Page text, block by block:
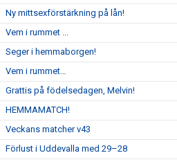
Ny mittsexförstärkning på lån!
Vem i rummet ...
Seger i hemmaborgen!
Vem i rummet…
Grattis på födelsedagen, Melvin!
HEMMAMATCH!
Veckans matcher v43
Förlust i Uddevalla med 29–28